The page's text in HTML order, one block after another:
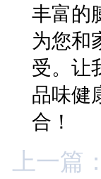
丰富的
为您和
受。让
品味健
合！
上一篇